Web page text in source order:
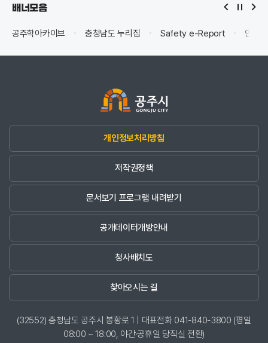
배너모음
공주학아카이브 충청남도 누리집 Safety e-Report 안전
개인정보처리방침
저작권정책
문서보기 프로그램 내려받기
공개데이터개방안내
청사배치도
찾아오시는 길
(32552) 충청남도 공주시 봉황로 1 | 대표전화 041-840-3800 (평일
08:00 ~ 18:00, 야간·공휴일 당직실 전환)